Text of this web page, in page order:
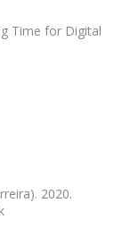
Time for Digital
2020.